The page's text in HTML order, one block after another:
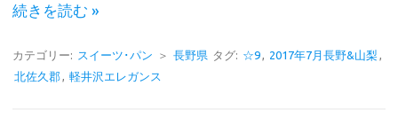
続きを読む »
カテゴリー: スイーツ･パン ＞ 長野県 タグ: ☆9 2017年7月長野&山梨
北佐久郡
軽井沢エレガンス